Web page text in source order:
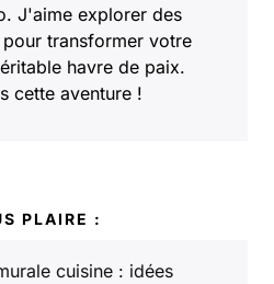
J'aime explorer des
transformer votre
havre de paix.
cette aventure !
PLAIRE :
cuisine : idées